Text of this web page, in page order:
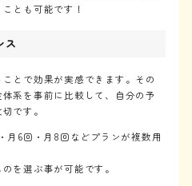
とも可能です！
ス
とで効果が実感できます。その
系を事前に比較して、自分の予
です。
月6回・月8回などプランが複数用
を選ぶ事が可能です。